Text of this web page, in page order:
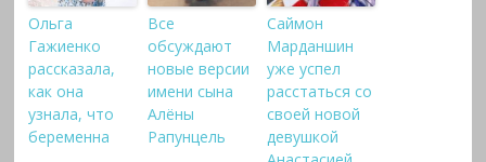
Ольга
Гажиенко
рассказала,
как она
узнала, что
беременна
Все
обсуждают
новые версии
имени сына
Алёны
Рапунцель
Саймон
Марданшин
уже успел
расстаться со
своей новой
девушкой